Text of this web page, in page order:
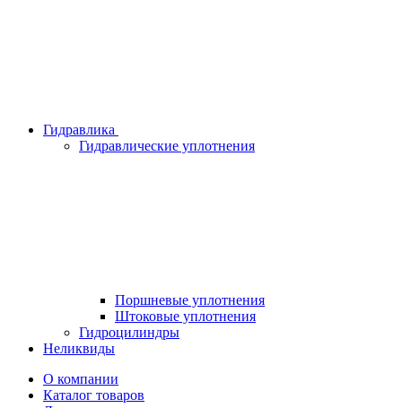
Гидравлика
Гидравлические уплотнения
Поршневые уплотнения
Штоковые уплотнения
Гидроцилиндры
Неликвиды
О компании
Каталог товаров